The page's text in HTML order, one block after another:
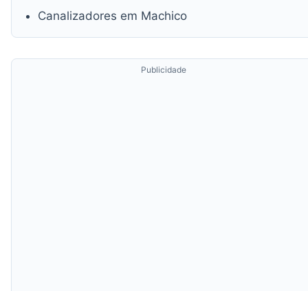
Canalizadores em Machico
Publicidade